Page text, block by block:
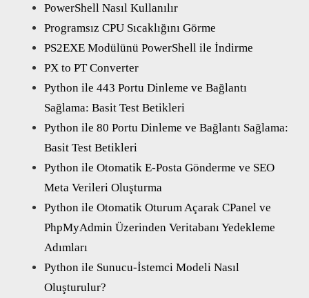
PowerShell Nasıl Kullanılır
Programsız CPU Sıcaklığını Görme
PS2EXE Modülünü PowerShell ile İndirme
PX to PT Converter
Python ile 443 Portu Dinleme ve Bağlantı
Sağlama: Basit Test Betikleri
Python ile 80 Portu Dinleme ve Bağlantı Sağlama:
Basit Test Betikleri
Python ile Otomatik E-Posta Gönderme ve SEO
Meta Verileri Oluşturma
Python ile Otomatik Oturum Açarak CPanel ve
PhpMyAdmin Üzerinden Veritabanı Yedekleme
Adımları
Python ile Sunucu-İstemci Modeli Nasıl
Oluşturulur?